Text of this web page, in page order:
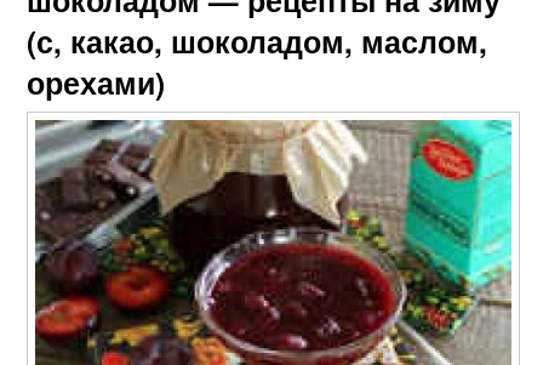
(с, какао, шоколадом, маслом,
орехами)